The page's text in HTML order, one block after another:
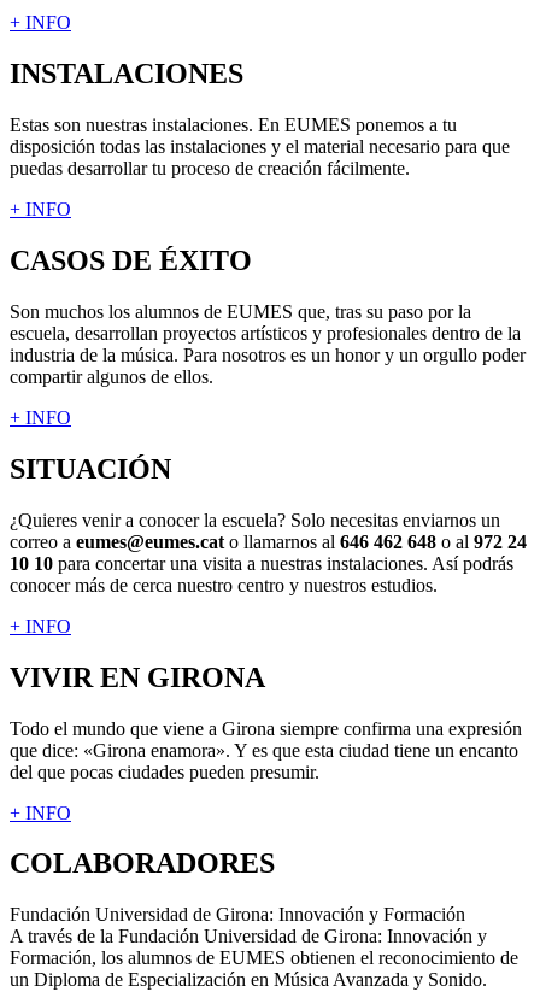
+ INFO
INSTALACIONES
Estas son nuestras instalaciones. En EUMES ponemos a tu
disposición todas las instalaciones y el material necesario para que
puedas desarrollar tu proceso de creación fácilmente.
+ INFO
CASOS DE ÉXITO
Son muchos los alumnos de EUMES que, tras su paso por la
escuela, desarrollan proyectos artísticos y profesionales dentro de la
industria de la música. Para nosotros es un honor y un orgullo poder
compartir algunos de ellos.
+ INFO
SITUACIÓN
¿Quieres venir a conocer la escuela? Solo necesitas enviarnos un
correo a eumes@eumes.cat o llamarnos al 646 462 648 o al 972 24
10 10 para concertar una visita a nuestras instalaciones. Asípodrás
conocer más de cerca nuestro centro y nuestros estudios.
+ INFO
VIVIR EN GIRONA
Todo el mundo que viene a Girona siempre confirma una expresión
que dice: «Girona enamora». Y es que esta ciudad tiene un encanto
del que pocas ciudades pueden presumir.
+ INFO
COLABORADORES
Fundación Universidad de Girona: Innovación y Formación
A través de la Fundación Universidad de Girona: Innovación y
Formación, los alumnos de EUMES obtienen el reconocimiento de
un Diploma de Especialización en Música Avanzada y Sonido.